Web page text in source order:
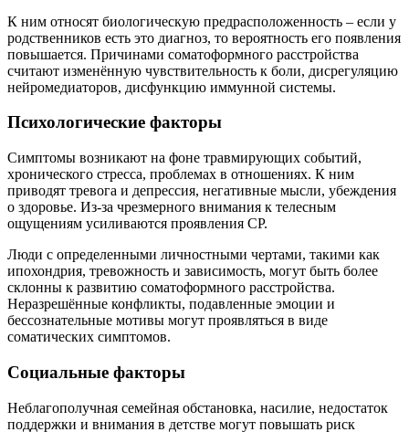
К ним относят биологическую предрасположенность – если у
родственников есть это диагноз, то вероятность его появления
повышается. Причинами соматоформного расстройства
считают изменённую чувствительность к боли, дисрегуляцию
нейромедиаторов, дисфункцию иммунной системы.
Психологические факторы
Симптомы возникают на фоне травмирующих событий,
хронического стресса, проблемах в отношениях. К ним
приводят тревога и депрессия, негативные мысли, убеждения
о здоровье. Из-за чрезмерного внимания к телесным
ощущениям усиливаются проявления СР.
Люди с определенными личностными чертами, такими как
ипохондрия, тревожность и зависимость, могут быть более
склонны к развитию соматоформного расстройства.
Неразрешённые конфликты, подавленные эмоции и
бессознательные мотивы могут проявляться в виде
соматических симптомов.
Социальные факторы
Неблагополучная семейная обстановка, насилие, недостаток
поддержки и внимания в детстве могут повышать риск